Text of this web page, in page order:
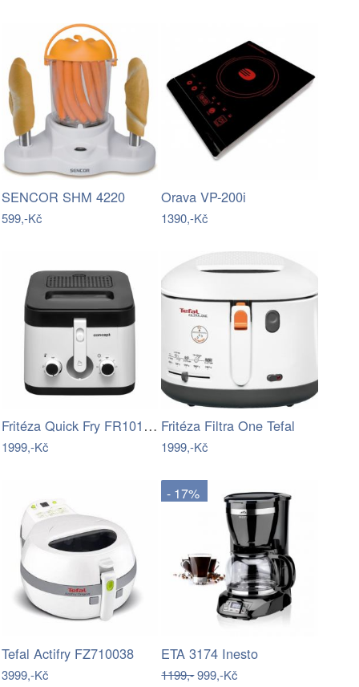
SENCOR SHM 4220
599,-Kč
Orava VP-200i
1390,-Kč
Fritéza Quick Fry FR1010 Concept
1999,-Kč
Fritéza Filtra One Tefal
1999,-Kč
Tefal Actifry FZ710038
3999,-Kč
- 17%
ETA 3174 Inesto
1199,-999,-Kč